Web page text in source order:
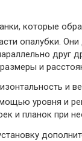
которые
опалубки.
друг
и
и
уровня и
и планок при